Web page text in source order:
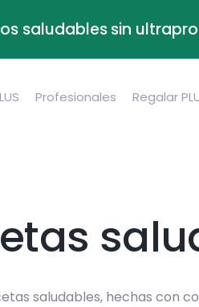
saludables sin
Profesionales Regalar
saludables, hechas con